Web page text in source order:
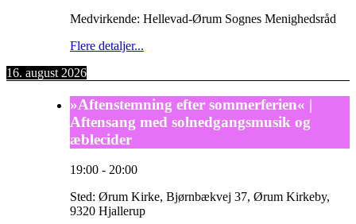
Medvirkende: Hellevad-Ørum Sognes Menighedsråd
Flere detaljer...
16. august 2026
»Aftenstemning efter sommerferien« |
Aftensang med solnedgangsmusik og
æblecider
19:00 - 20:00
Sted: Ørum Kirke, Bjørnbækvej 37, Ørum Kirkeby,
9320 Hjallerup